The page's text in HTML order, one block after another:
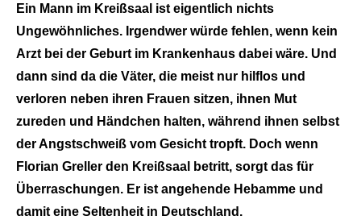
Ein Mann im Kreißsaal ist eigentlich nichts
Ungewöhnliches. Irgendwer würde fehlen, wenn kein
Arzt bei der Geburt im Krankenhaus dabei wäre. Und
dann sind da die Väter, die meist nur hilflos und
verloren neben ihren Frauen sitzen, ihnen Mut
zureden und Händchen halten, während ihnen selbst
der Angstschweiß vom Gesicht tropft. Doch wenn
Florian Greller den Kreißsaal betritt, sorgt das für
Überraschungen. Er ist angehende Hebamme und
damit eine Seltenheit in Deutschland.